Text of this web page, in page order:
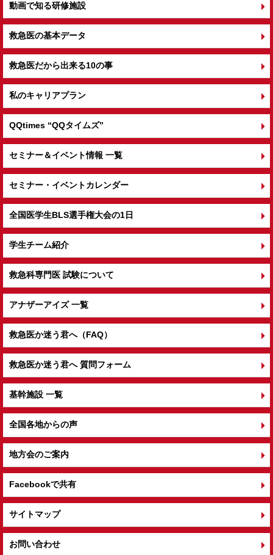
動画で知る研修施設
救急医の基本データ
救急医だから出来る10の事
私のキャリアプラン
QQtimes “QQタイムズ”
セミナー＆イベント情報 一覧
セミナー・イベントカレンダー
全国医学生BLS選手権大会の1日
学生チーム紹介
救急科専門医 試験について
アナザーアイズ 一覧
救急医か迷う君へ（FAQ）
救急医か迷う君へ 質問フォーム
基幹施設 一覧
全国各地からの声
地方会のご案内
Facebookで共有
サイトマップ
お問い合わせ